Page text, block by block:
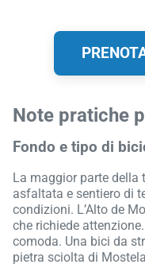
Note pratiche
Fondo e tipo di
La maggior parte della
asfaltata e sentiero di
condizioni. L’Alto de
che richiede
comoda. Una bici da
pietra sciolta di